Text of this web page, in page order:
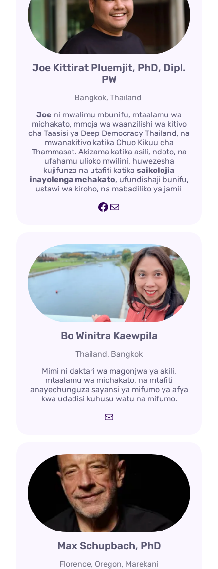
Joe Kittirat Pluemjit, PhD, Dipl.
PW
Bangkok, Thailand
Joe ni mwalimu mbunifu, mtaalamu wa
michakato, mmoja wa waanzilishi wa kitivo
cha Taasisi ya Deep Democracy Thailand, na
mwanakitivo katika Chuo Kikuu cha
Thammasat. Akizama katika asili, ndoto, na
ufahamu ulioko mwilini, huwezesha
kujifunza na utafiti katika saikolojia
inayolenga mchakato, ufundishaji bunifu,
ustawi wa kiroho, na mabadiliko ya jamii.
Facebook
Barua
Bo Winitra Kaewpila
Thailand, Bangkok
Mimi ni daktari wa magonjwa ya akili,
mtaalamu wa michakato, na mtafiti
anayechunguza sayansi ya mifumo ya afya
kwa udadisi kuhusu watu na mifumo.
Barua
Max Schupbach, PhD
Florence, Oregon, Marekani